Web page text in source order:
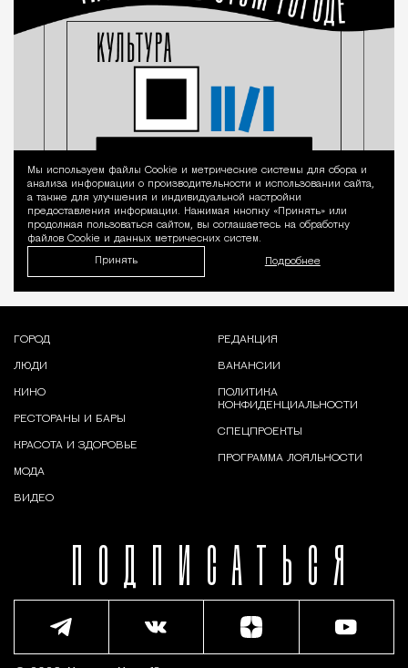
Уведомление
Мы используем файлы Сookie и метрические системы для сбора и
анализа информации о производительности и использовании сайта,
а также для улучшения и индивидуальной настройки
предоставления информации. Нажимая кнопку «Принять» или
продолжая пользоваться сайтом, вы соглашаетесь на обработку
файлов Cookie и данных метрических систем.
Принять Подробнее
ПОДПИСАТЬСЯ
ГОРОД
ЛЮДИ
КИНО
РЕСТОРАНЫ И БАРЫ
КРАСОТА И ЗДОРОВЬЕ
МОДА
ВИДЕО
РЕДАКЦИЯ
ВАКАНСИИ
ПОЛИТИКА
КОНФИДЕНЦИАЛЬНОСТИ
СПЕЦПРОЕКТЫ
ПРОГРАММА ЛОЯЛЬНОСТИ